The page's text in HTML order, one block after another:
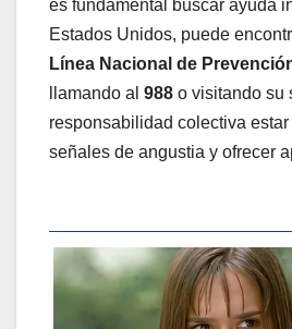
es fundamental buscar ayuda
Estados Unidos, puede
Línea Nacional de
llamando al 988 o visitando su
responsabilidad colectiva
señales de angustia y ofrecer